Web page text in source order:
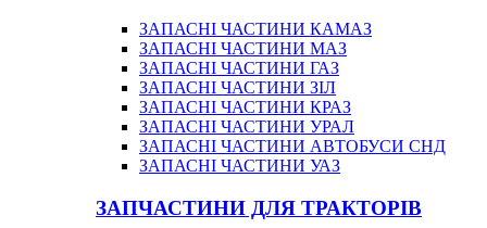
ЗАПАСНІ ЧАСТИНИ КАМАЗ
ЗАПАСНІ ЧАСТИНИ МАЗ
ЗАПАСНІ ЧАСТИНИ ГАЗ
ЗАПАСНІ ЧАСТИНИ ЗІЛ
ЗАПАСНІ ЧАСТИНИ КРАЗ
ЗАПАСНІ ЧАСТИНИ УРАЛ
ЗАПАСНІ ЧАСТИНИ АВТОБУСИ СНД
ЗАПАСНІ ЧАСТИНИ УАЗ
ЗАПЧАСТИНИ ДЛЯ ТРАКТОРІВ